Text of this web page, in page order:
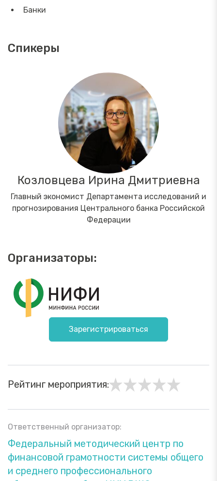
Банки
Спикеры
Козловцева Ирина Дмитриевна
Главный экономист Департамента исследований и
прогнозирования Центрального банка Российской
Федерации
Организаторы:
Зарегистрироваться
Рейтинг мероприятия:
Ответственный организатор:
Федеральный методический центр по
финансовой грамотности системы общего
и среднего профессионального